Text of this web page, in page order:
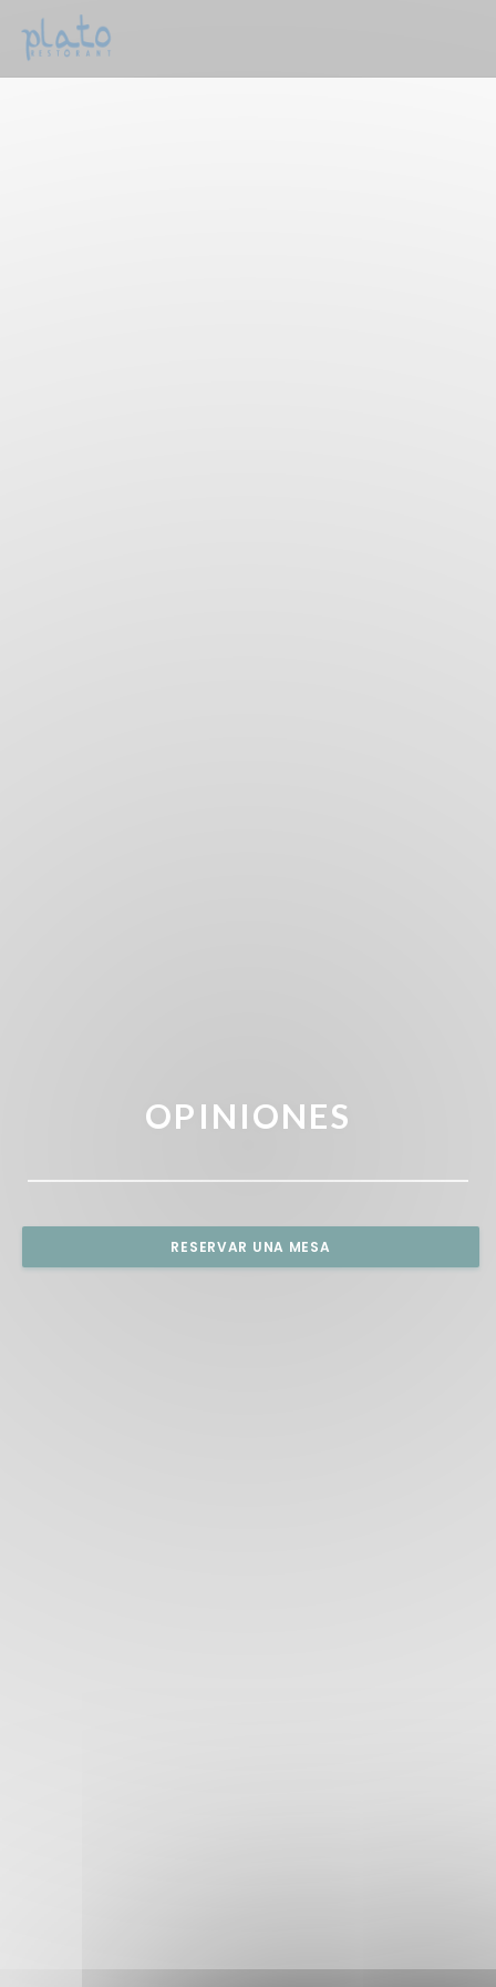
Personalización de sus opciones de cookies
OPINIONES
RESERVAR UNA MESA